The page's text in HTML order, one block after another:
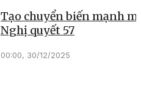
Tạo chuyển biến mạnh
Nghị quyết 57
00:00, 30/12/2025